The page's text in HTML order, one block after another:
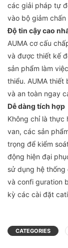
các giải pháp tự
vào bộ giảm
Độ tin cậy cao
AUMA cơ cấu
và được thiết kế
sản phẩm làm
thiểu. AUMA
và an toàn ngay
Dễ dàng tích hợp
Không chỉ là thực
van, các sản
trọng để kiểm
động hiện đại
sử dụng hệ
và confi guration
kỳ các cài đặt
CATEGORIES